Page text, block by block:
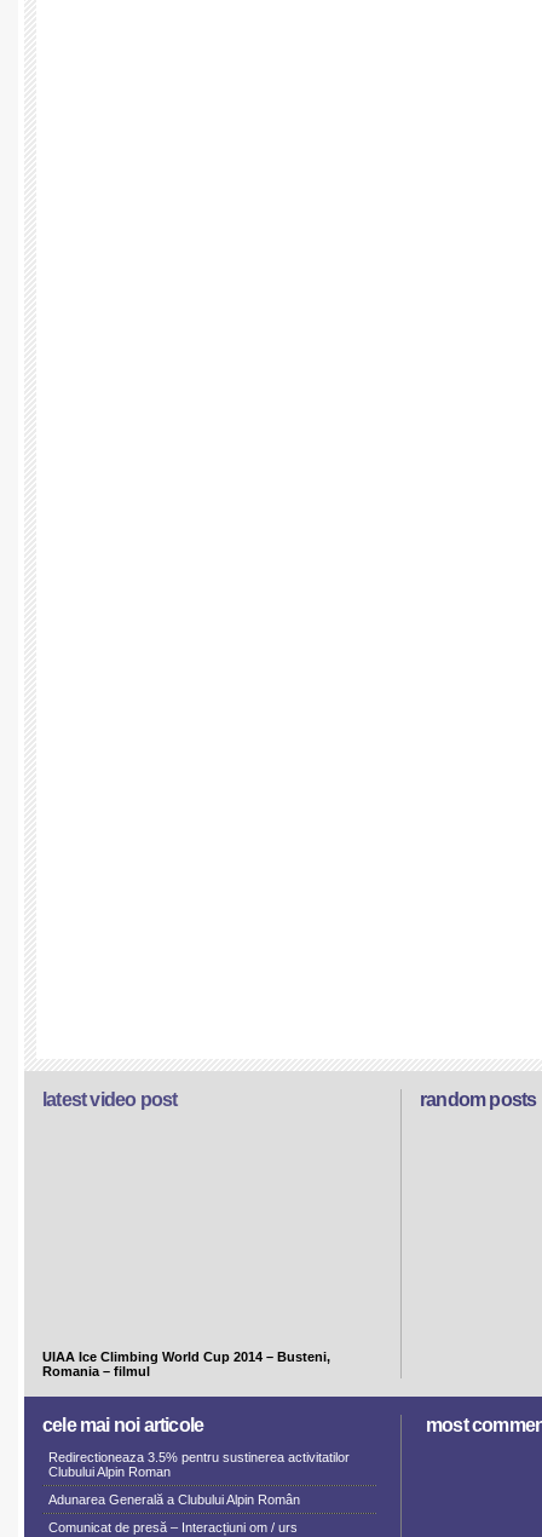
random posts
latest video post
UIAA Ice Climbing World Cup 2014 – Busteni,
Romania – filmul
cele mai noi articole
Redirectioneaza 3.5% pentru sustinerea activitatilor
Clubului Alpin Roman
Adunarea Generală a Clubului Alpin Român
Comunicat de presă – Interacțiuni om / urs
most